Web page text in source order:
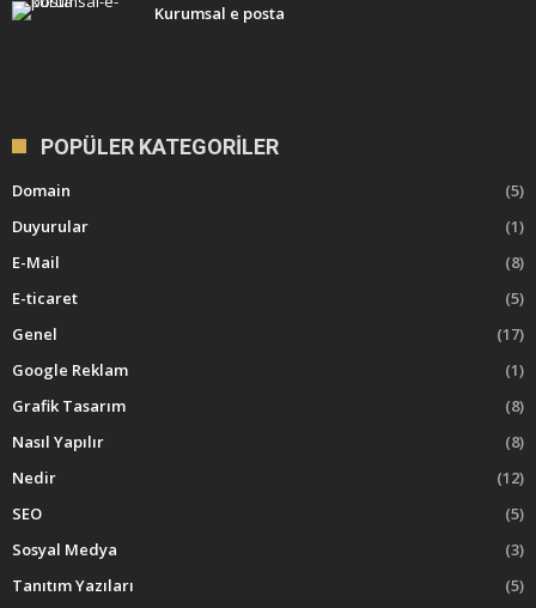
Kurumsal e posta
POPÜLER KATEGORILER
Domain
(5)
Duyurular
(1)
E-Mail
(8)
E-ticaret
(5)
Genel
(17)
Google Reklam
(1)
Grafik Tasarım
(8)
Nasıl Yapılır
(8)
Nedir
(12)
SEO
(5)
Sosyal Medya
(3)
Tanıtım Yazıları
(5)